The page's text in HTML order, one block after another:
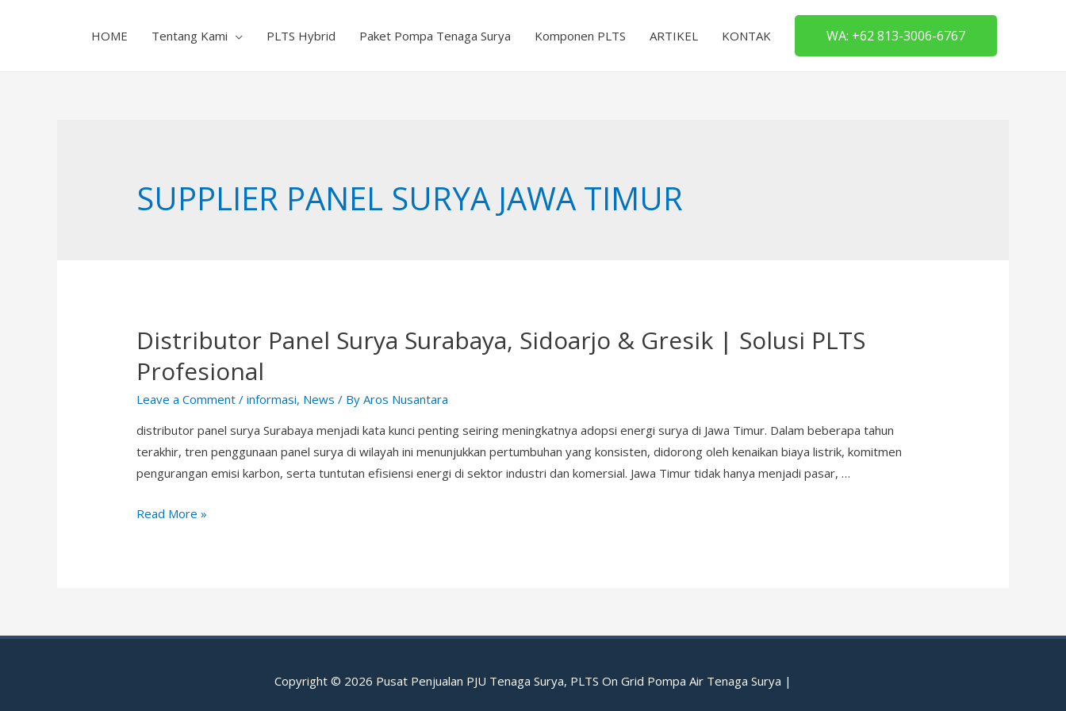
HOME Tentang Kami PLTS Hybrid Paket Pompa Tenaga Surya Komponen PLTS ARTIKEL KONTAK WA: +62 813-3006-6767
SUPPLIER PANEL SURYA JAWA TIMUR
Distributor Panel Surya Surabaya, Sidoarjo & Gresik | Solusi PLTS
Profesional
Leave a Comment /informasi, News / ByAros Nusantara
distributor panel surya Surabaya menjadi kata kunci penting seiring meningkatnya adopsi energi surya di Jawa Timur. Dalam beberapa tahun
terakhir, tren penggunaan panel surya di wilayah ini menunjukkan pertumbuhan yang konsisten, didorong oleh kenaikan biaya listrik, komitmen
pengurangan emisi karbon, serta tuntutan efisiensi energi di sektor industri dan komersial. Jawa Timur tidak hanya menjadi pasar, …
Distributor
Gresik
Read More »
Copyright © 2026 Pusat Penjualan PJU Tenaga Surya, PLTS On Grid Pompa Air Tenaga Surya |